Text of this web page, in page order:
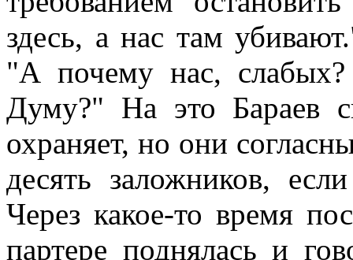
здесь, а нас там
"А почему нас,
Думу?" На это Бараев
охраняет, но они
десять заложников,
Через какое-то время
партере поднялась и